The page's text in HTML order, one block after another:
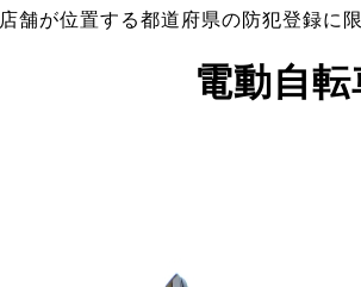
舗が位置する都道府県の防犯登録に限
電動自